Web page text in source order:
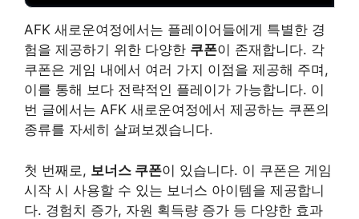
AFK 새로운여정에서는 플레이어들에게 특별한 경
험을 제공하기 위한 다양한 쿠폰이 존재합니다. 각
쿠폰은 게임 내에서 여러 가지 이점을 제공해 주며,
이를 통해 보다 전략적인 플레이가 가능합니다. 이
번 글에서는 AFK 새로운여정에서 제공하는 쿠폰의
종류를 자세히 살펴보겠습니다.
첫 번째로, 보너스 쿠폰이 있습니다. 이 쿠폰은 게임
시작 시 사용할 수 있는 보너스 아이템을 제공합니
다. 경험치 증가, 자원 획득량 증가 등 다양한 효과